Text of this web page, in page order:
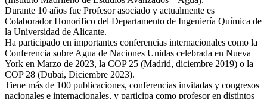
Durante 10 años fue Profesor asociado y actualmente es
Colaborador Honorifico del Departamento de Ingeniería Química de
la Universidad de Alicante.
Ha participado en importantes conferencias internacionales como la
Conferencia sobre Agua de Naciones Unidas celebrada en Nueva
York en Marzo de 2023, la COP 25 (Madrid, diciembre 2019) o la
COP 28 (Dubai, Diciembre 2023).
Tiene más de 100 publicaciones, conferencias invitadas y congresos
nacionales e internacionales, y participa como profesor en distintos